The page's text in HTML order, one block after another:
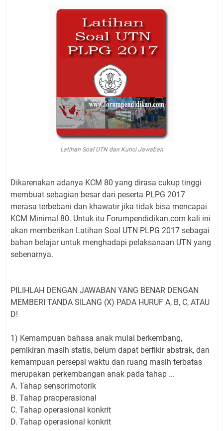
Latihan Soal UTN dan Kunci Jawaban
Dikarenakan adanya KCM 80 yang dirasa cukup tinggi
membuat sebagian besar dari peserta PLPG 2017
merasa terbebani dan khawatir jika tidak bisa mencapai
KCM Minimal 80. Untuk itu Forumpendidikan.com kali ini
akan memberikan Latihan Soal UTN PLPG 2017 sebagai
bahan belajar untuk menghadapi pelaksanaan UTN yang
sebenarnya.
PILIHLAH DENGAN JAWABAN YANG BENAR DENGAN
MEMBERI TANDA SILANG (X) PADA HURUF A, B, C, ATAU
D!
1) Kemampuan bahasa anak mulai berkembang,
pemikiran masih statis, belum dapat berfikir abstrak, dan
kemampuan persepsi waktu dan ruang masih terbatas
merupakan perkembangan anak pada tahap ...
A. Tahap sensorimotorik
B. Tahap praoperasional
C. Tahap operasional konkrit
D. Tahap operasional konkrit